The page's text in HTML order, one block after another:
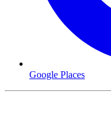
Google Places